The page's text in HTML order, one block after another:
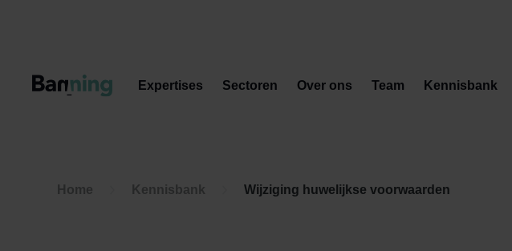
Expertises Sectoren Over ons Team Kennisbank
Home Kennisbank Wijziging huwelijkse voorwaarden